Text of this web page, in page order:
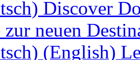
Discover
zur neuen
(English)